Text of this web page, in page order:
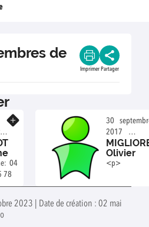
de
Imprimer Partager
04
78
30
2017
Technicien
de
Recherche
Olivier
<p>
2023 | Date de création : 02 mai